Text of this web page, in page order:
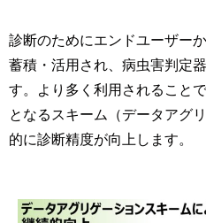
診断のためにエンドユーザー
蓄積・活用され、病⾍害判定
す。より多く利用されること
となるスキーム（データアグ
的に診断精度が向上します。